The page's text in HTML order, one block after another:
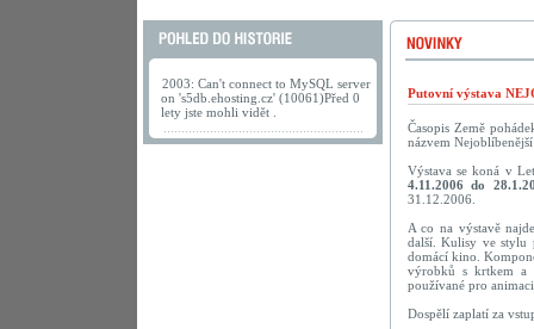
2003: Can't connect to MySQL server
on 's5db.ehosting.cz' (10061)Před 0
lety jste mohli vidět .
Putovní výstava
Časopis Země
názvem
Výstava se koná v
4.11.2006 do
31.12.2006.
A co na výstavě
další. Kulisy ve stylu
domácí kino.
výrobků s krtkem a
používané pro
Dospělí zaplatí za